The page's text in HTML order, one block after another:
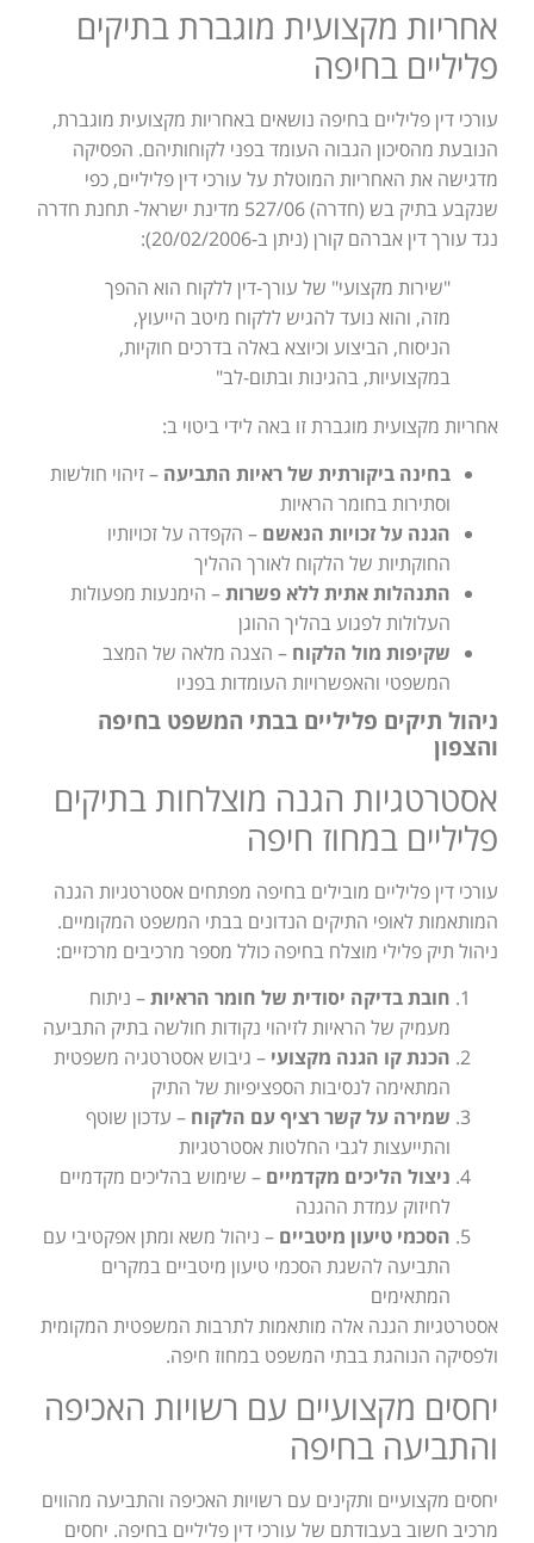
אחריות מקצועית מוגברת בתיקים
פליליים בחיפה
עורכי דין פליליים בחיפה נושאים באחריות מקצועית מוגברת,
הנובעת מהסיכון הגבוה העומד בפני לקוחותיהם. הפסיקה
מדגישה את האחריות המוטלת על עורכי דין פליליים, כפי
שנקבע בתיק בש (חדרה) 527/06 מדינת ישראל- תחנת חדרה
נגד עורך דין אברהם קורן (ניתן ב-20/02/2006):
"שירות מקצועי" של עורך-דין ללקוח הוא ההפך
מזה, והוא נועד להגיש ללקוח מיטב הייעוץ,
הניסוח, הביצוע וכיוצא באלה בדרכים חוקיות,
במקצועיות, בהגינות ובתום-לב"
אחריות מקצועית מוגברת זו באה לידי ביטוי ב:
בחינה ביקורתית של ראיות התביעה – זיהוי חולשות
וסתירות בחומר הראיות
הגנה על זכויות הנאשם – הקפדה על זכויותיו
החוקתיות של הלקוח לאורך ההליך
התנהלות אתית ללא פשרות– הימנעות מפעולות
העלולות לפגוע בהליך ההוגן
שקיפות מול הלקוח – הצגה מלאה של המצב
המשפטי והאפשרויות העומדות בפניו
ניהול תיקים פליליים בבתי המשפט בחיפה
והצפון
אסטרטגיות הגנה מוצלחות בתיקים
פליליים במחוז חיפה
עורכי דין פליליים מובילים בחיפה מפתחים אסטרטגיות הגנה
המותאמות לאופי התיקים הנדונים בבתי המשפט המקומיים.
ניהול תיק פלילי מוצלח בחיפה כולל מספר מרכיבים מרכזיים:
חובת בדיקה יסודית של חומר הראיות– ניתוח
מעמיק של הראיות לזיהוי נקודות חולשה בתיק התביעה
הכנת קו הגנה מקצועי – גיבוש אסטרטגיה משפטית
המתאימה לנסיבות הספציפיות של התיק
שמירה על קשר רציף עם הלקוח – עדכון שוטף
והתייעצות לגבי החלטות אסטרטגיות
ניצול הליכים מקדמיים – שימוש בהליכים מקדמיים
לחיזוק עמדת ההגנה
הסכמי טיעון מיטביים – ניהול משא ומתן אפקטיבי עם
התביעה להשגת הסכמי טיעון מיטביים במקרים
המתאימים
אסטרטגיות הגנה אלה מותאמות לתרבות המשפטית המקומית
ולפסיקה הנוהגת בבתי המשפט במחוז חיפה.
יחסים מקצועיים עם רשויות האכיפה
והתביעה בחיפה
יחסים מקצועיים ותקינים עם רשויות האכיפה והתביעה מהווים
מרכיב חשוב בעבודתם של עורכי דין פליליים בחיפה. יחסים